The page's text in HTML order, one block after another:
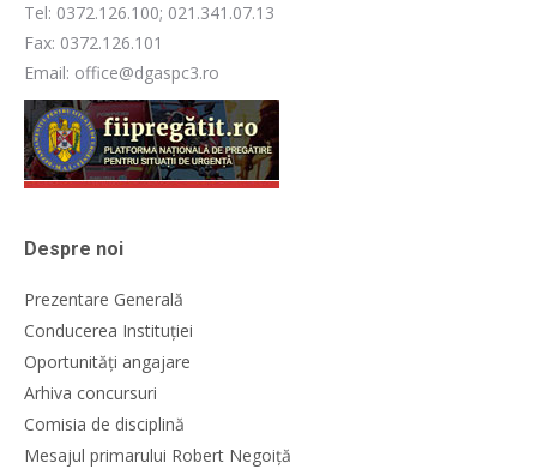
Tel: 0372.126.100; 021.341.07.13
Fax: 0372.126.101
Email: office@dgaspc3.ro
Despre noi
Prezentare Generală
Conducerea Instituției
Oportunități angajare
Arhiva concursuri
Comisia de disciplină
Mesajul primarului Robert Negoiță